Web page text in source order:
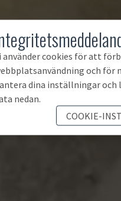
använder cookies för att
och för
dina inställningar och
nedan.
COOKIE-